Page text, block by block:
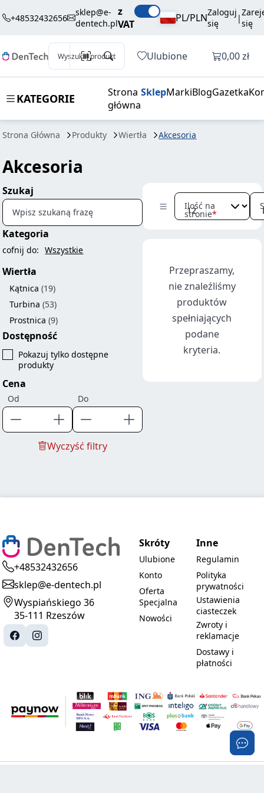
+48532432656
sklep@e-
dentech.pl
z
VAT
PL/PLNZaloguj
się
|się
Wyszukaj produkt Ulubione Otwórz
0,00 zł
KATEGORIE
Strona
główna
SklepMarkiBlogGazetka
Strona Główna Produkty Wiertła Akcesoria
Akcesoria
Szukaj
Wpisz szukaną frazę
Kategoria
cofnij do: Wszystkie
Wiertła
Kątnica (19)
Turbina (53)
Prostnica (9)
Dostępność
Pokazuj tylko dostępne
produkty
Cena
Od Do
Wyczyść filtry
Ilość na
stronie
Przepraszamy,
nie znaleźliśmy
produktów
spełniających
podane
kryteria.
+48532432656
sklep@e-dentech.pl
Wyspiańskiego 36
35-111 Rzeszów
Skróty
Ulubione
Konto
Oferta
Specjalna
Nowości
Inne
Regulamin
Polityka
prywatności
Ustawienia
ciasteczek
Zwroty i
reklamacje
Dostawy i
płatności